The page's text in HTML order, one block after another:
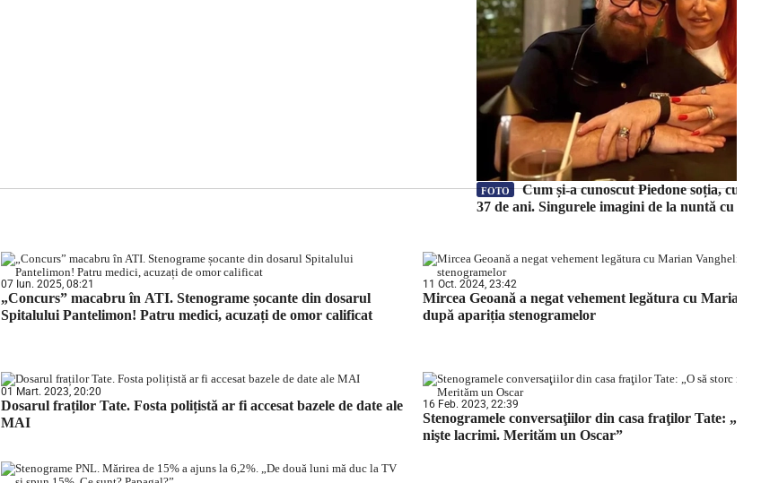
FOTO
Cum și-a cunoscut Piedone soția, cu
37 de ani. Singurele imagini de la nuntă cu cei
07 Iun. 2025, 08:21
„Concurs” macabru în ATI. Stenograme șocante din dosarul
Spitalului Pantelimon! Patru medici, acuzați de omor calificat
11 Oct. 2024, 23:42
Mircea Geoană a negat vehement legătura cu Marian
după apariția stenogramelor
01 Mart. 2023, 20:20
Dosarul fraților Tate. Fosta polițistă ar fi accesat bazele de date ale
MAI
16 Feb. 2023, 22:39
Stenogramele conversaţiilor din casa fraţilor Tate: „O
nişte lacrimi. Merităm un Oscar”